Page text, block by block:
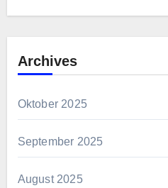
Archives
Oktober 2025
September 2025
August 2025